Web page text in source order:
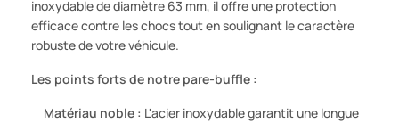
inoxydable de diamètre 63 mm, il offre une protection
efficace contre les chocs tout en soulignant le caractère
robuste de votre véhicule.
Les points forts de notre pare-buffle :
Matériau noble : L'acier inoxydable garantit une longue